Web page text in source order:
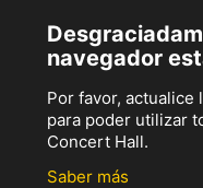
navegador
Por favor, actualice
para poder utilizar
Concert Hall.
Saber más